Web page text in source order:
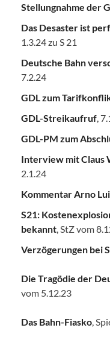
Stellungnahme der
Das Desaster ist
1.3.24 zu S 21
Deutsche Bahn
7.2.24
GDL zum
GDL-Streikaufruf,
GDL-PM zum
Interview mit Claus
2.1.24
Kommentar Arno
S21:
bekannt, StZ vom
Verzögerungen bei
Die Tragödie der
vom 5.12.23
Das Bahn-Fiasko,